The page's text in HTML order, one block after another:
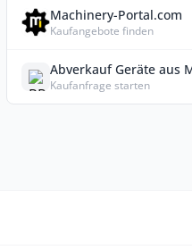
Machinery-Portal.com
Kaufangebote finden
Abverkauf Geräte aus
Kaufanfrage starten